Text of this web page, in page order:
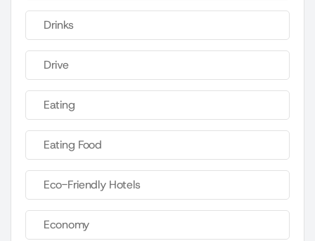
Drinks
Drive
Eating
Eating Food
Eco-Friendly Hotels
Economy